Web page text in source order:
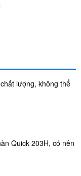
lượng, không thể
Quick 203H, có nên